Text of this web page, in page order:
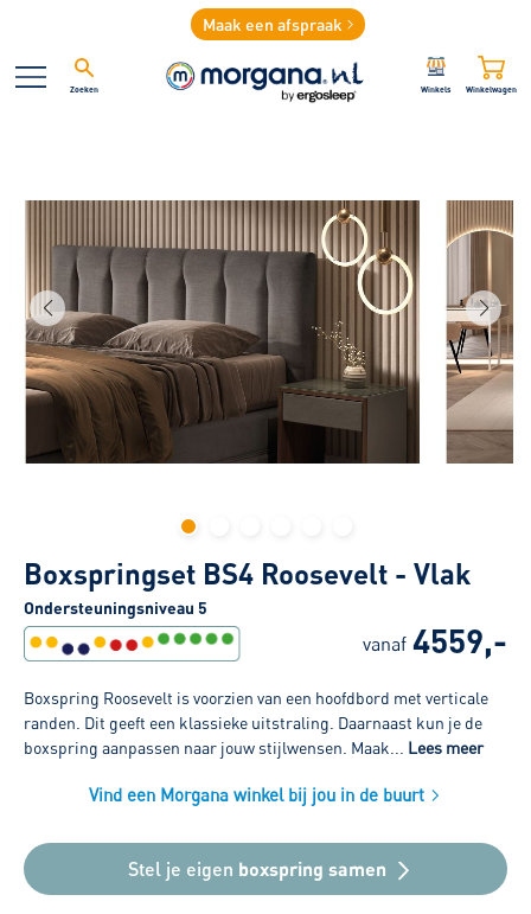
Maak een afspraak
Zoeken Winkels Winkelwagen
Boxspringset BS4 Roosevelt - Vlak
Ondersteuningsniveau 5
vanaf 4559,-
Boxspring Roosevelt is voorzien van een hoofdbord met verticale
randen. Dit geeft een klassieke uitstraling. Daarnaast kun je de
boxspring aanpassen naar jouw stijlwensen. Maak... Lees meer
Vind een Morgana winkel bij jou in de buurt
Stel je eigen boxspring samen